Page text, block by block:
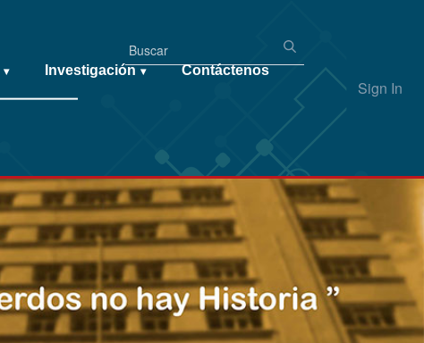
Sign In
▾ Investigación ▾ Contáctenos